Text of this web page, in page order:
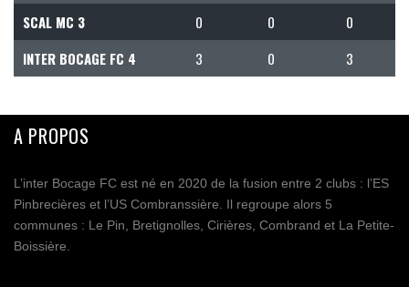
SCAL MC 3 0 0
0
INTER BOCAGE FC 4
3 0 3
A PROPOS
L’inter Bocage FC est né en 2020 de la fusion entre 2 clubs : l’ES
Pinbrecières et l’US Combranssière. Il regroupe alors 5
communes : Le Pin, Bretignolles, Cirières, Combrand et La Petite-
Boissière.